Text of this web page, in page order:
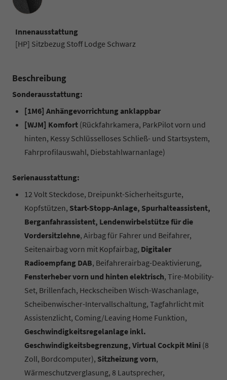
Innenausstattung
[HP] Sitzbezug Stoff Lodge Schwarz
Beschreibung
Sonderausstattung:
[1M6] Anhängevorrichtung anklappbar
[WJM] Komfort (Rückfahrkamera, ParkPilot vorn und
hinten, Kessy Schlüsselloses Schließ- und Startsystem,
Fahrprofilauswahl, Diebstahlwarnanlage)
Serienausstattung:
12 Volt Steckdose, Dreipunkt-Sicherheitsgurte,
Kopfstützen, Start-Stopp-Anlage, Spurhalteassistent,
Berganfahrassistent, Lendenwirbelstütze für die
Vordersitzlehne, Airbag für Fahrer und Beifahrer,
Seitenairbag vorn mit Kopfairbag, Digitaler
Radioempfang DAB, Beifahrerairbag-Deaktivierung,
Fensterheber vorn und hinten elektrisch, Tire-Mobility-
Set, Brillenfach, Heckscheiben Wisch-Waschanlage,
Scheibenwischer-Intervallschaltung, Tagfahrlicht mit
Assistenzlicht, Coming/Leaving Home Funktion,
Geschwindigkeitsregelanlage inkl.
Geschwindigkeitsbegrenzung, Virtual Cockpit Mini (8
Zoll, Bordcomputer), Sitzheizung vorn,
Wärmeschutzverglasung, 8 Lautsprecher,